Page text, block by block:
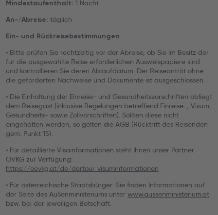
Mindestaufenthalt: 1 Nacht
An-/Abreise: täglich
Ein- und Rückreisebestimmungen
• Bitte prüfen Sie rechtzeitig vor der Abreise, ob Sie im Besitz der
für die ausgewählte Reise erforderlichen Ausweispapiere sind
und kontrollieren Sie deren Ablaufdatum. Der Reiseantritt ohne
die geforderten Nachweise und Dokumente ist ausgeschlossen.
• Die Einhaltung der Einreise- und Gesundheitsvorschriften obliegt
dem Reisegast (inklusive Regelungen betreffend Einreise-, Visum,
Gesundheits- sowie Zollvorschriften). Sollten diese nicht
eingehalten werden, so gelten die AGB (Rücktritt des Reisenden
gem. Punkt 15).
• Für detaillierte Visainformationen steht Ihnen unser Partner
ÖVKG zur Verfügung:
https://oevkg.at/de/dertour_visuminformationen
• Für österreichische Staatsbürger: Sie finden Informationen auf
der Seite des Außenministeriums unter www.aussenministerium.at
bzw. bei der jeweiligen Botschaft.